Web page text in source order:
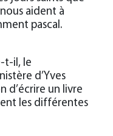
aident à
pascal.
t-il, le
d’Yves
d’écrire un livre
les différentes